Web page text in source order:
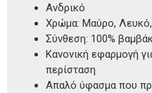
Ανδρικό
Χρώμα: Μαύρο,
Σύνθεση: 100%
Κανονική εφαρμογή
περίσταση
Απαλό ύφασμα που